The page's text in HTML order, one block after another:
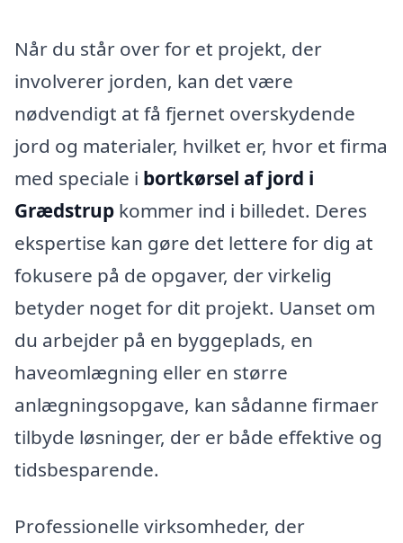
Når du står over for et projekt, der
involverer jorden, kan det være
nødvendigt at få fjernet overskydende
jord og materialer, hvilket er, hvor et firma
med speciale i bortkørsel af jord i
Grædstrup kommer ind i billedet. Deres
ekspertise kan gøre det lettere for dig at
fokusere på de opgaver, der virkelig
betyder noget for dit projekt. Uanset om
du arbejder på en byggeplads, en
haveomlægning eller en større
anlægningsopgave, kan sådanne firmaer
tilbyde løsninger, der er både effektive og
tidsbesparende.
Professionelle virksomheder, der